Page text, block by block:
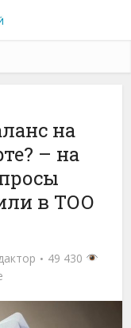
на
– на
в ТОО
49 430